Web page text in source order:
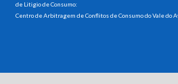
de Litigio de Consumo:
Centro de Arbitragem de Conflitos de Consumo do Vale do